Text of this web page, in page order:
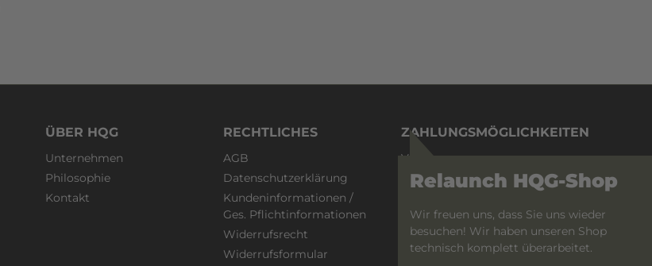
Relaunch HQG-Shop
Wir freuen uns, dass Sie uns wieder
besuchen! Wir haben unseren Shop
technisch komplett überarbeitet.
ÜBER HQG
Unternehmen
Philosophie
Kontakt
RECHTLICHES
AGB
Datenschutzerklärung
Kundeninformationen /
Ges. Pflichtinformationen
Widerrufsrecht
Widerrufsformular
ZAHLUNGSMÖGLICHKEITEN
Vorkasse
PayPal